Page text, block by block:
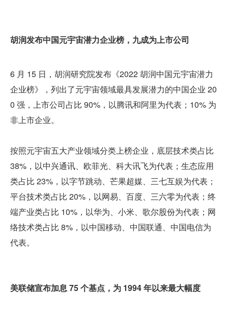
胡润发布中国元宇宙潜力企业榜，九成为上市公司
6 月 15 日，胡润研究院发布《2022 胡润中国元宇宙潜力
企业榜》，列出了元宇宙领域最具发展潜力的中国企业 20
0 强，上市公司占比 90%，以腾讯和阿里为代表；10% 为
非上市企业。
按照元宇宙五大产业领域分类上榜企业，底层技术类占比
38%，以中兴通讯、欧菲光、科大讯飞为代表；生态应用
类占比 23%，以字节跳动、芒果超媒、三七互娱为代表；
平台技术类占比 20%，以网易、百度、三六零为代表；终
端产业类占比 10%，以华为、小米、歌尔股份为代表；网
络技术类占比 8%，以中国移动、中国联通、中国电信为
代表。
美联储宣布加息 75 个基点，为 1994 年以来最大幅度